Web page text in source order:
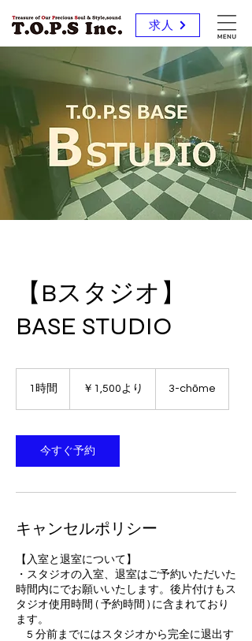
求人
【Bスタジオ】
BASE STUDIO
1時間 ￥1,500より 3-chōme
今すぐ予約
キャンセルポリシー
【入室と退室について】
・スタジオの入室、退室はご予約いただいた
時間内にでお願いいたします。後片付けもス
タジオ使用時間 ( 予約時間 ) に含まれており
ます。
5 分前までにはスタジオから完全に退出す